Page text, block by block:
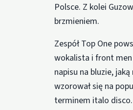
Polsce. Z kolei
brzmieniem.
Zespół Top One
wokalista i front men
napisu na bluzie,
wzorował się na
terminem italo disco.